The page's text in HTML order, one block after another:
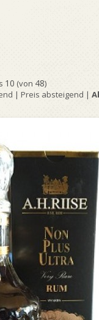
10 (von 48)
| Preis absteigend |